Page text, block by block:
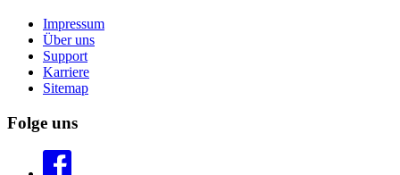
Impressum
Über uns
Support
Karriere
Sitemap
Folge uns